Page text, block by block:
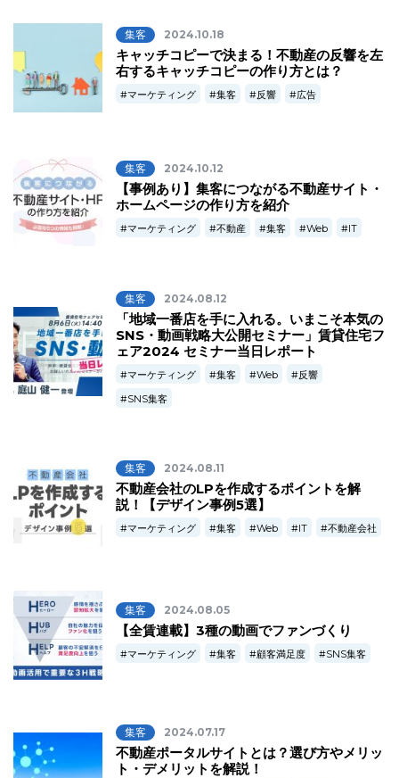
集客 2024.10.18
キャッチコピーで決まる！不動産の反響を左
右するキャッチコピーの作り方とは？
マーケティング 集客 反響 広告
集客 2024.10.12
【事例あり】集客につながる不動産サイト・
ホームページの作り方を紹介
マーケティング 不動産 集客 Web IT
集客 2024.08.12
「地域一番店を手に入れる。いまこそ本気の
SNS・動画戦略大公開セミナー」賃貸住宅フ
ェア2024 セミナー当日レポート
マーケティング 集客 Web
反響
SNS集客
集客 2024.08.11
不動産会社のLPを作成するポイントを解
説！【デザイン事例5選】
マーケティング 集客 Web IT 不動産会社
集客 2024.08.05
【全賃連載】3種の動画でファンづくり
マーケティング 集客 顧客満足度 SNS集客
集客 2024.07.17
不動産ポータルサイトとは？選び方やメリッ
ト・デメリットを解説！